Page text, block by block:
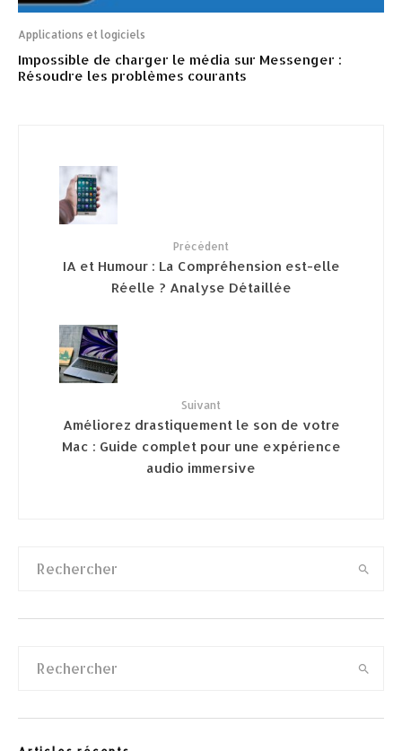
Applications et logiciels
Impossible de charger le média sur Messenger :
Résoudre les problèmes courants
Précédent
IA et Humour : La Compréhension est-elle
Réelle ? Analyse Détaillée
Suivant
Améliorez drastiquement le son de votre
Mac : Guide complet pour une expérience
audio immersive